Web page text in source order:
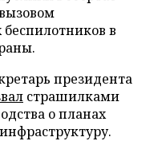
в
президента
страшилками
о планах